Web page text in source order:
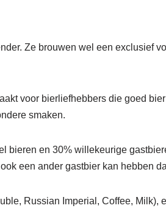
Ze brouwen wel een exclusief
voor bierliefhebbers die goed
smaken.
bieren en 30% willekeurige
een ander gastbier kan hebben
Russian Imperial, Coffee, Milk),